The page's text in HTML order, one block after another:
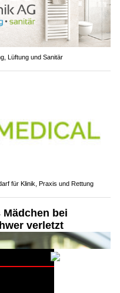
Lüftung und Sanitär
für Klinik, Praxis und Rettung
bei
verletzt